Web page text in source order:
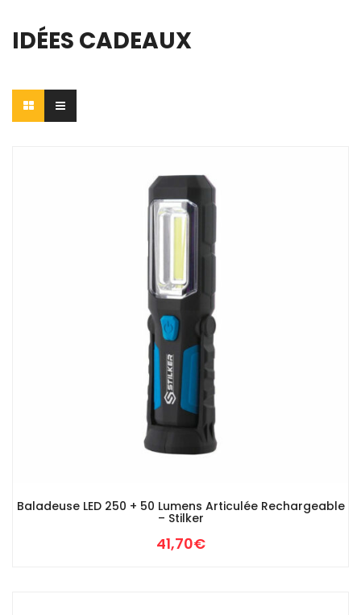
IDÉES CADEAUX
Baladeuse LED 250 + 50 Lumens Articulée Rechargeable
– Stilker
41,70€